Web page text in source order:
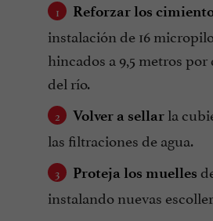
Reforzar los
instalación de 16
hincados a 9,5 metros
del río.
Volver a sellar la
las filtraciones de agua.
Proteja los muelles
instalando nuevas